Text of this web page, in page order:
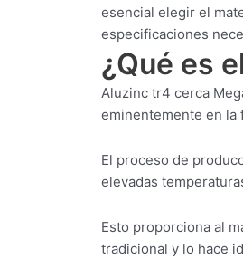
esencial elegir el
especificaciones
¿Qué es
Aluzinc tr4 cerca
eminentemente en la
El proceso de
elevadas
Esto proporciona al
tradicional y lo hace